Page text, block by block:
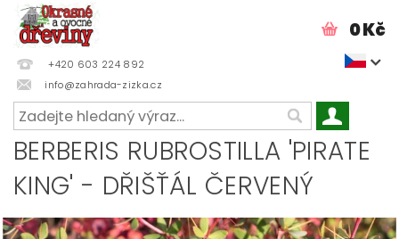
+420 603 224 892
info@zahrada-zizka.cz
0 Kč
BERBERIS RUBROSTILLA 'PIRATE
KING' - DŘIŠŤÁL ČERVENÝ